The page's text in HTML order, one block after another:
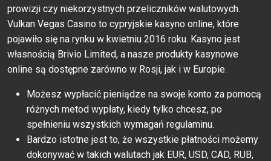
prowizji czy niekorzystnych przeliczników walutowych.
Vulkan Vegas Casino to cypryjskie kasyno online, które
pojawiło się na rynku w kwietniu 2016 roku. Kasyno jest
własnością Brivio Limited, a nasze produkty kasynowe
online są dostępne zarówno w Rosji, jak i w Europie.
Możesz wypłacić pieniądze na swoje konto za pomocą
różnych metod wypłaty, kiedy tylko chcesz, po
spełnieniu wszystkich wymagań regulaminu.
Bardzo istotne jest to, że wszystkie płatności możemy
dokonywać w takich walutach jak EUR, USD, CAD, RUB,